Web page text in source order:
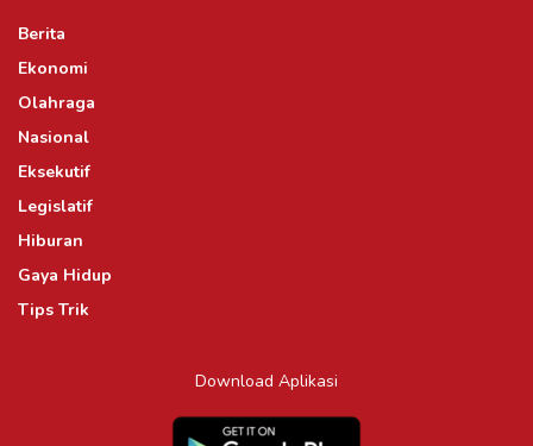
Berita
Ekonomi
Olahraga
Nasional
Eksekutif
Legislatif
Hiburan
Gaya Hidup
Tips Trik
Download Aplikasi